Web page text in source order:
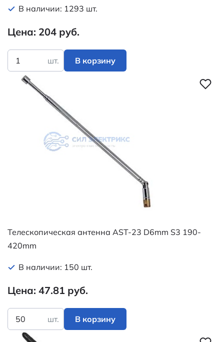
В наличии: 1293 шт.
Цена: 204 руб.
шт. В корзину
Телескопическая антенна AST-23 D6mm S3 190-
420mm
В наличии: 150 шт.
Цена: 47.81 руб.
шт. В корзину